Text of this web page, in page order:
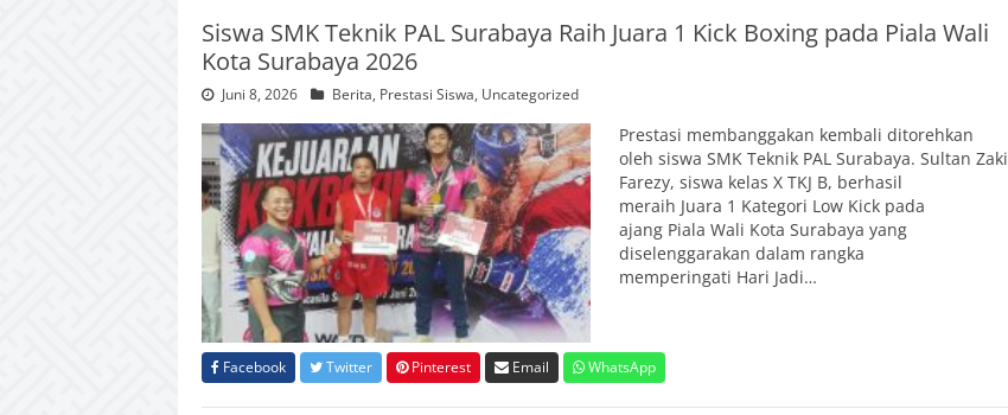
Siswa SMK Teknik PAL Surabaya Raih Juara 1 Kick Boxing pada Piala Wali
Kota Surabaya 2026
Juni 8, 2026 Berita, Prestasi Siswa, Uncategorized
Prestasi membanggakan kembali ditorehkan
oleh siswa SMK Teknik PAL Surabaya. Sultan Zaki
Farezy, siswa kelas X TKJ B, berhasil
meraih Juara 1 Kategori Low Kick pada
ajang Piala Wali Kota Surabaya yang
diselenggarakan dalam rangka
memperingati Hari Jadi…
Facebook Twitter Pinterest Email WhatsApp